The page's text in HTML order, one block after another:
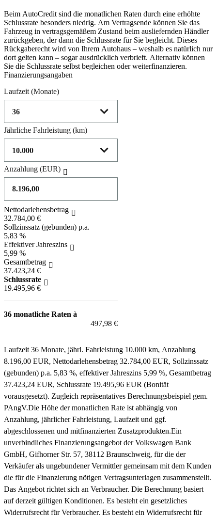
Beim AutoCredit sind die monatlichen Raten durch eine erhöhte
Schlussrate besonders niedrig. Am Vertragsende können Sie das
Fahrzeug in vertragsgemäßem Zustand beim ausliefernden Händler
zurückgeben, der dann die Schlussrate für Sie begleicht. Dieses
Rückgaberecht wird von Ihrem Autohaus – weshalb es natürlich nur
dort gelten kann – sogar ausdrücklich verbrieft. Alternativ können
Sie die Schlussrate selbst begleichen oder weiterfinanzieren.
Finanzierungsangaben
Laufzeit (Monate)
Jährliche Fahrleistung (km)
Anzahlung (EUR)
Nettodarlehensbetrag
32.784,00 €
Sollzinssatz (gebunden) p.a.
5,83 %
Effektiver Jahreszins
5,99 %
Gesamtbetrag
37.423,24 €
Schlussrate
19.495,96 €
36 monatliche Raten à
497,98 €
Laufzeit 36 Monate, jährl. Fahrleistung 10.000 km, Anzahlung
8.196,00 EUR, Nettodarlehensbetrag 32.784,00 EUR, Sollzinssatz
(gebunden) p.a. 5,83 %, effektiver Jahreszins 5,99 %, Gesamtbetrag
37.423,24 EUR, Schlussrate 19.495,96 EUR (Bonität
vorausgesetzt). Zugleich repräsentatives Berechnungsbeispiel gem.
PAngV.Die Höhe der monatlichen Rate ist abhängig von
Anzahlung, jährlicher Fahrleistung, Laufzeit und ggf.
abgeschlossenen und mitfinanzierten Zusatzprodukten.Ein
unverbindliches Finanzierungsangebot der Volkswagen Bank
GmbH, Gifhorner Str. 57, 38112 Braunschweig, für die der
Verkäufer als ungebundener Vermittler gemeinsam mit dem Kunden
die für die Finanzierung nötigen Vertragsunterlagen zusammenstellt.
Das Angebot richtet sich an Verbraucher. Die Berechnung basiert
auf derzeit gültigen Konditionen. Es besteht ein gesetzliches
Widerrufsrecht für Verbraucher. Es besteht ein Widerrufsrecht für